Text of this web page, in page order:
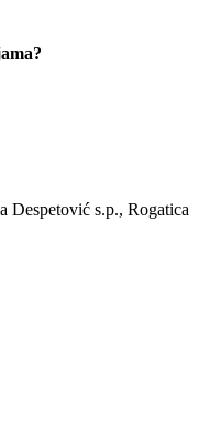
s.p., Rogatica